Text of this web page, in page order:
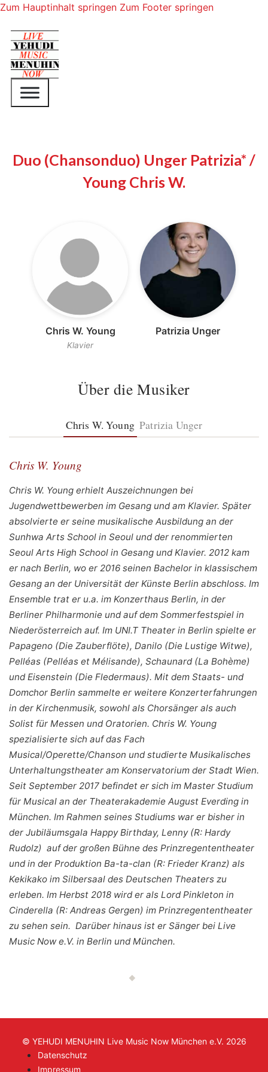
Zum Hauptinhalt springen Zum Footer springen
Duo (Chansonduo) Unger Patrizia* /
Young Chris W.
Chris W. Young
Klavier
Patrizia Unger
Über die Musiker
Chris W. Young Patrizia Unger
Chris W. Young
Chris W. Young erhielt Auszeichnungen bei
Jugendwettbewerben im Gesang und am Klavier. Später
absolvierte er seine musikalische Ausbildung an der
Sunhwa Arts School in Seoul und der renommierten
Seoul Arts High School in Gesang und Klavier. 2012 kam
er nach Berlin, wo er 2016 seinen Bachelor in klassischem
Gesang an der Universität der Künste Berlin abschloss. Im
Ensemble trat er u.a. im Konzerthaus Berlin, in der
Berliner Philharmonie und auf dem Sommerfestspiel in
Niederösterreich auf. Im UNI.T Theater in Berlin spielte er
Papageno (Die Zauberflöte), Danilo (Die Lustige Witwe),
Pelléas (Pelléas et Mélisande), Schaunard (La Bohème)
und Eisenstein (Die Fledermaus). Mit dem Staats- und
Domchor Berlin sammelte er weitere Konzerterfahrungen
in der Kirchenmusik, sowohl als Chorsänger als auch
Solist für Messen und Oratorien. Chris W. Young
spezialisierte sich auf das Fach
Musical/Operette/Chanson und studierte Musikalisches
Unterhaltungstheater am Konservatorium der Stadt Wien.
Seit September 2017 befindet er sich im Master Studium
für Musical an der Theaterakademie August Everding in
München. Im Rahmen seines Studiums war er bisher in
der Jubiläumsgala Happy Birthday, Lenny (R: Hardy
Rudolz) auf der großen Bühne des Prinzregententheater
und in der Produktion Ba-ta-clan (R: Frieder Kranz) als
Kekikako im Silbersaal des Deutschen Theaters zu
erleben. Im Herbst 2018 wird er als Lord Pinkleton in
Cinderella (R: Andreas Gergen) im Prinzregententheater
zu sehen sein. Darüber hinaus ist er Sänger bei Live
Music Now e.V. in Berlin und München.
© YEHUDI MENUHIN Live Music Now München e.V. 2026
Datenschutz
Impressum